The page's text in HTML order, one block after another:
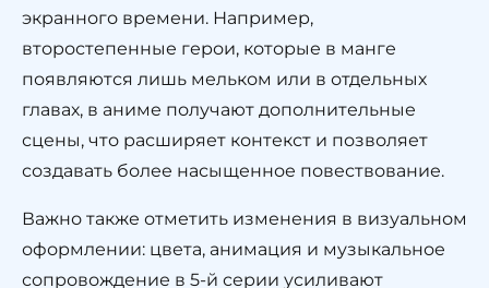
экранного времени. Например,
второстепенные герои, которые в манге
появляются лишь мельком или в отдельных
главах, в аниме получают дополнительные
сцены, что расширяет контекст и позволяет
создавать более насыщенное повествование.
Важно также отметить изменения в визуальном
оформлении: цвета, анимация и музыкальное
сопровождение в 5-й серии усиливают